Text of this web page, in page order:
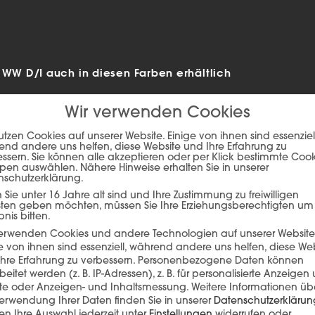
WW D/I auch in diesen Farben erhältlich
auf den unteren Button, um den Inhalt von player.flipsnack.com
Inhalt laden
Wir verwenden Cookies
Cookies auf unserer Website. Einige von ihnen sind
andere uns helfen, diese Website und Ihre Erfahrung zu
Sie können alle akzeptieren oder per Klick bestimmte
auswählen. Nähere Hinweise erhalten Sie in unserer
Sie unter 16 Jahre alt sind und Ihre Zustimmung zu freiwilligen
geben möchten, müssen Sie Ihre Erziehungsberechtigten um
bitten.
Cookies und andere Technologien auf unserer
von ihnen sind essenziell, während andere uns helfen, diese
Erfahrung zu verbessern. Personenbezogene Daten können
werden (z. B. IP-Adressen), z. B. für personalisierte Anzeigen
oder Anzeigen- und Inhaltsmessung. Weitere Informationen
Ihrer Daten finden Sie in unserer